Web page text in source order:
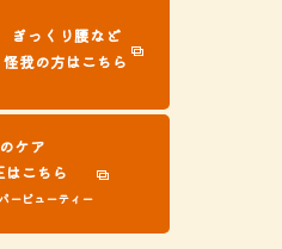
スを見直すことで、むくみ
みに直結する理由
悩みではなく、首や肩の筋
しています。リンパや血液
れるため、首周辺の筋肉が
ぎっくり腰など
怪我の方はこちら
ケア
はこちら
ービューティー